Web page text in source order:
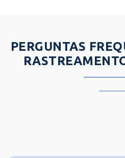
PERGUNTAS